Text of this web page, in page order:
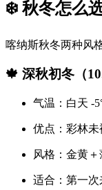
❄️ 秋冬怎么
喀纳斯秋冬两种风
🍁 深秋初冬（
气温：白天 -
优点：彩林
风格：金黄
适合：第一次